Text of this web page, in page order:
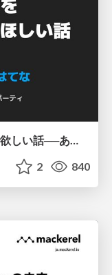
go directiveを最新にしすぎないで欲しい話──あるいは、Go 1.26からgo mod initで作られるgo directiveの値が変わる話 / Go 1.26 リリースパーティ
2 840